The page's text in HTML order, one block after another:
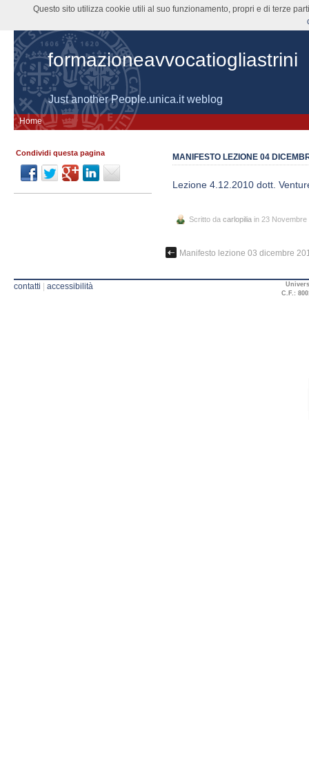
formazioneavvocatiogliastrini
Just another People.unica.it weblog
Home
MANIFESTO LEZIONE 04
Lezione 4.12.2010 dott.
Scritto da carlopilia in 23 Novembre
Manifesto lezione 03 dicembre
Condividi questa pagina
contatti | accessibilità
C.F.:
Questo sito utilizza cookie utili al suo funzionamento, propri e di terze